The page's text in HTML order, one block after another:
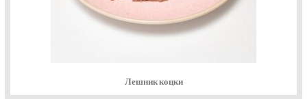
Лешник коцки